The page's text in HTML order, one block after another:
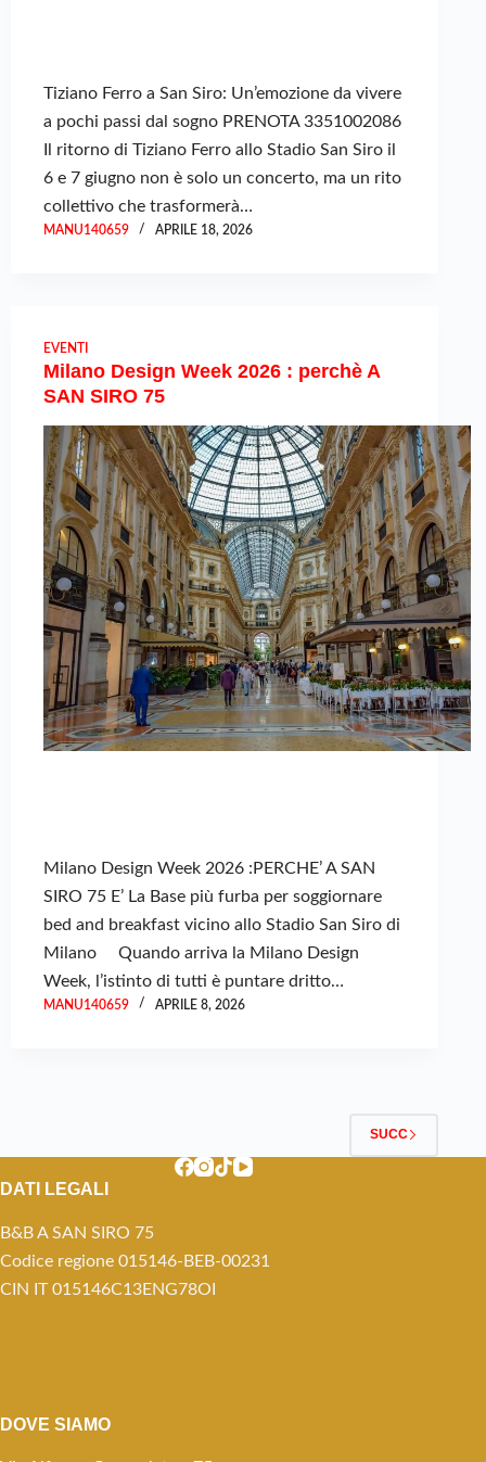
Tiziano Ferro a San Siro: Un’emozione da vivere
a pochi passi dal sogno PRENOTA 3351002086
Il ritorno di Tiziano Ferro allo Stadio San Siro il
6 e 7 giugno non è solo un concerto, ma un rito
collettivo che trasformerà…
MANU140659 APRILE 18, 2026
EVENTI
Milano Design Week 2026 : perchè A
SAN SIRO 75
Milano Design Week 2026 :PERCHE’ A SAN
SIRO 75 E’ La Base più furba per soggiornare
bed and breakfast vicino allo Stadio San Siro di
Milano Quando arriva la Milano Design
Week, l’istinto di tutti è puntare dritto…
MANU140659 APRILE 8, 2026
SUCC
DATI LEGALI
B&B A SAN SIRO 75
Codice regione 015146-BEB-00231
CIN IT 015146C13ENG78OI
DOVE SIAMO